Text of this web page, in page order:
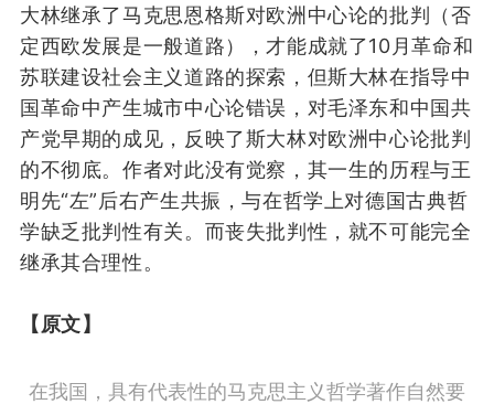
大林继承了马克思恩格斯对欧洲中心论的批判 （否
定西欧发展是一般道路） ， 才能成就了10月革命和
苏联建设社会主义道路的探索， 但斯大林在指导中
国革命中产生城市中心论错误 ， 对毛泽东和中国共
产党早期的成见 ， 反映了斯大林对欧洲中心论批判
的不彻底。作者对此没有觉察， 其一生的历程与王
明先“左”后右产生共振，与在哲学上对德国古典哲
学缺乏批判性有关。 而丧失批判性， 就不可能完全
继承其合理性。
【原文】
在我国，具有代表性的马克思主义哲学著作自然要